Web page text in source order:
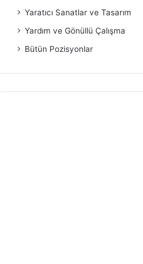
Yaratıcı Sanatlar ve Tasarım
Yardım ve Gönüllü Çalışma
Bütün Pozisyonlar